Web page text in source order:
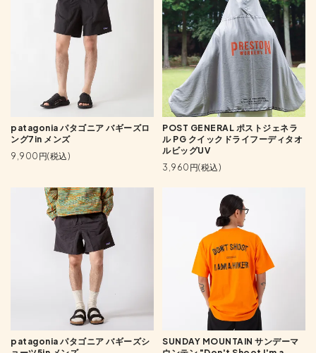
patagonia パタゴニア バギーズロ
ング7in メンズ
9,900円(税込)
POST GENERAL ポストジェネラ
ル PG クイックドライフーディタオ
ルビッグUV
3,960円(税込)
patagonia パタゴニア バギーズシ
SUNDAY MOUNTAIN サンデーマ